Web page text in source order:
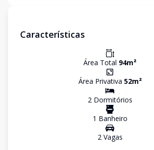
Características
Área Total 94m²
Área Privativa 52m²
2Dormitórios
1 Banheiro
2Vagas